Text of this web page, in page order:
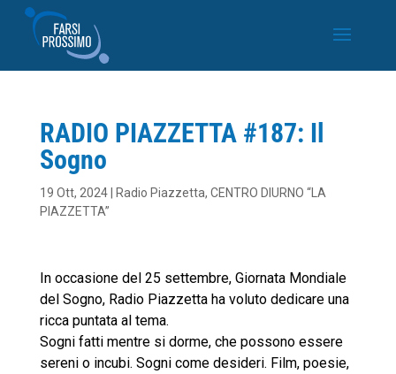
RADIO PIAZZETTA #187: Il
Sogno
19 Ott, 2024| Radio Piazzetta, CENTRO DIURNO “LA
PIAZZETTA”
In occasione del 25 settembre, Giornata Mondiale
del Sogno, Radio Piazzetta ha voluto dedicare una
ricca puntata al tema.
Sogni fatti mentre si dorme, che possono essere
sereni o incubi. Sogni come desideri. Film, poesie,